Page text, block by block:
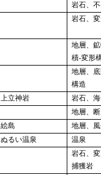
岩石、
岩石、
地層、
積-変形
地層、
構造
上立神岩
岩石、
地層、
絵島
地層、
ぬるい温泉
温泉
岩石、
捕獲岩